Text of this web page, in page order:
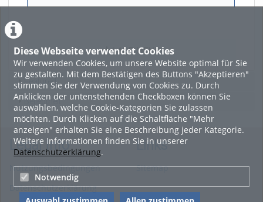
Diese Webseite verwendet Cookies
Wir verwenden Cookies, um unsere Website optimal für Sie
zu gestalten. Mit dem Bestätigen des Buttons "Akzeptieren"
stimmen Sie der Verwendung von Cookies zu. Durch
Anklicken der untenstehenden Checkboxen können Sie
auswählen, welche Cookie-Kategorien Sie zulassen
möchten. Durch Klicken auf die Schaltfläche "Mehr
anzeigen" erhalten Sie eine Beschreibung jeder Kategorie.
Weitere Informationen finden Sie in unserer
Datenschutzerklärung.
Notwendig
LADE MEHR
Featured
Beliebtheit
Legal Info
Nutzungsbedingungen
Datenschutzerklärung
Links
Sitemap